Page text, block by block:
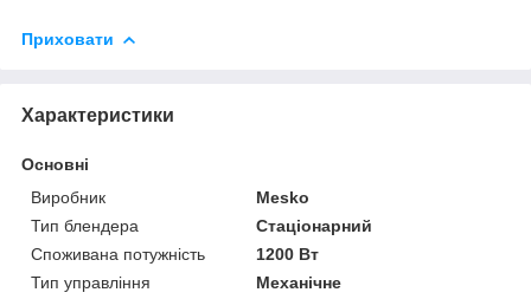
Приховати
Характеристики
Основні
Виробник
Mesko
Тип блендера
Стаціонарний
Споживана потужність
1200 Вт
Тип управління
Механічне